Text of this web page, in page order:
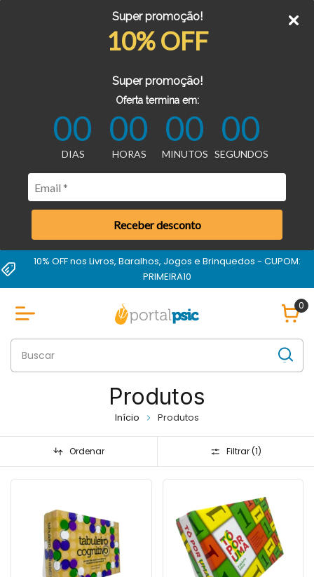
Super promoção!
10% OFF
Super promoção!
Oferta termina em:
00
DIAS
00
HORAS
00
MINUTOS
00
SEGUNDOS
Receber desconto
10% OFF nos Livros, Baralhos, Jogos e Brinquedos - CUPOM:
PRIMEIRA10
0
Produtos
Início Produtos
Ordenar Filtrar (1)